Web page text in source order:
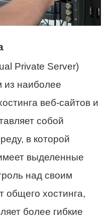
Private Server)
из наиболее
веб-сайтов и
собой
в которой
выделенные
над своим
общего хостинга,
более гибкие